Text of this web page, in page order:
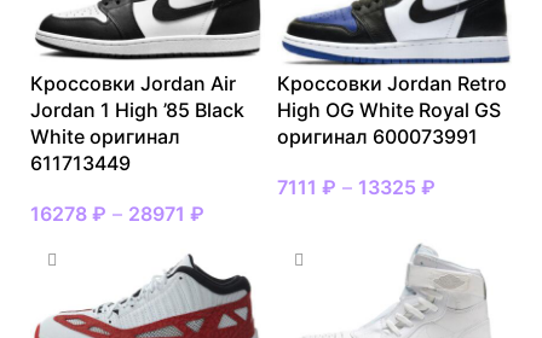
Кроссовки Jordan Air
Jordan 1 High ’85 Black
White оригинал
611713449
16278 ₽ – 28971 ₽
Кроссовки Jordan Retro
High OG White Royal GS
оригинал 600073991
7111 ₽ – 13325 ₽